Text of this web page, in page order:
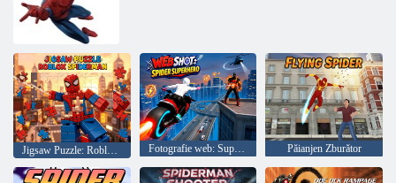
Jigsaw Puzzle: Roblox Spiderman Fotografie web: Super-erou păianjen Păianjen Zburător